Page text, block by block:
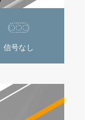
信号なし